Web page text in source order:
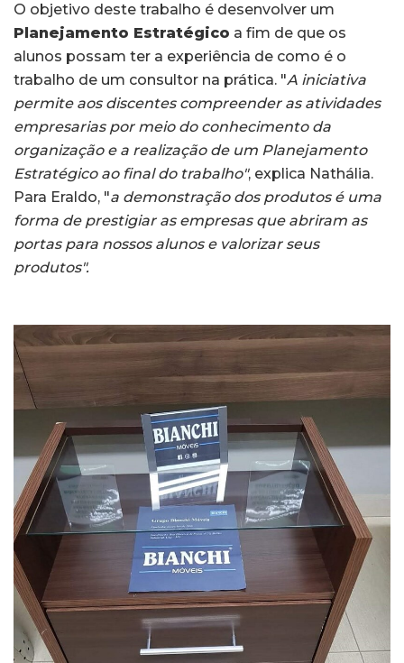
O objetivo deste trabalho é desenvolver um
Planejamento Estratégico a fim de que os
alunos possam ter a experiência de como é o
trabalho de um consultor na prática. "A iniciativa
permite aos discentes compreender as atividades
empresarias por meio do conhecimento da
organização e a realização de um Planejamento
Estratégico ao final do trabalho", explica Nathália.
Para Eraldo, "a demonstração dos produtos é uma
forma de prestigiar as empresas que abriram as
portas para nossos alunos e valorizar seus
produtos".